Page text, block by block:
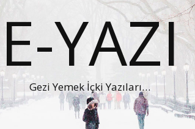
E-YAZI
Gezi Yemek İçki Yazıları…